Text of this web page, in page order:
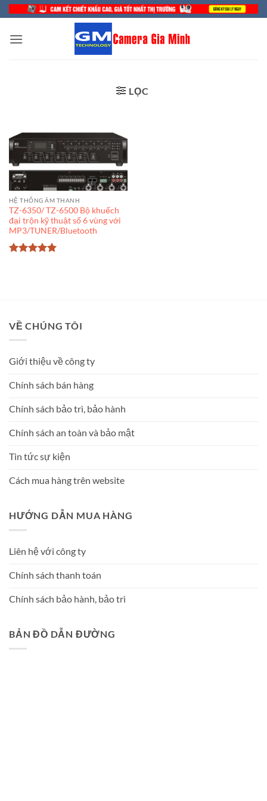
Bỏ
qua
nội
LỌC
HỆ THỐNG ÂM THANH
TZ-6350/ TZ-6500 Bộ khuếch
đại trộn kỹ thuật số 6 vùng với
MP3/TUNER/Bluetooth
VỀ CHÚNG TÔI
Giới thiệu về công ty
Chính sách bán hàng
Chính sách bảo trì, bảo hành
Chính sách an toàn và bảo mật
Tin tức sự kiện
Cách mua hàng trên website
HƯỚNG DẪN MUA HÀNG
Liên hệ với công ty
Chính sách thanh toán
Chính sách bảo hành, bảo trì
BẢN ĐỒ DẪN ĐƯỜNG